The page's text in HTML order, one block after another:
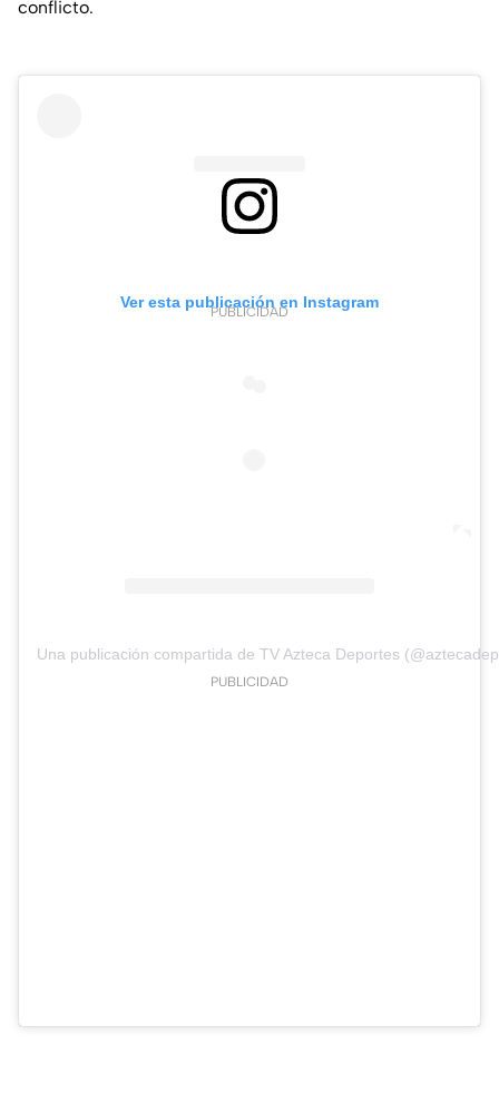
conflicto.
Ver esta publicación en Instagram
PUBLICIDAD
Una publicación compartida de TV Azteca Deportes
PUBLICIDAD